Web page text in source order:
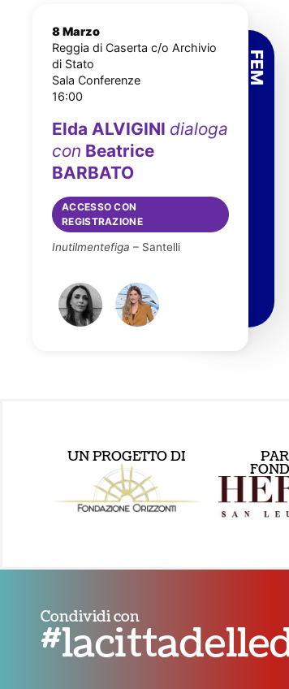
8 Marzo
Reggia di Caserta c/o Archivio
di Stato
Sala Conferenze
16:00
Elda ALVIGINI dialoga
con Beatrice
BARBATO
ACCESSO CON
REGISTRAZIONE
Inutilmentefiga – Santelli
UN PROGETTO DI
Condividi con